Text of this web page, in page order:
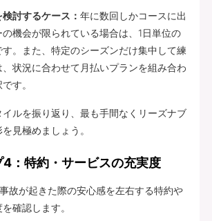
討するケース： 年に数回しかコースに出
機会が限られている場合は、1日単位の
。また、特定のシーズンだけ集中して練
状況に合わせて月払いプランを組み合わ
す。
イルを振り返り、最も手間なくリーズナブ
見極めましょう。
4：特約・サービスの充実度
故が起きた際の安心感を左右する特約や
確認します。